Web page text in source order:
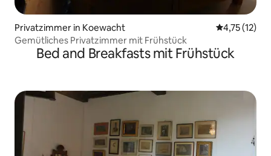
Privatzimmer in Koewacht
4,75 (12)
Gemütliches Privatzimmer mit Frühstück
Bed and Breakfasts mit Frühstück